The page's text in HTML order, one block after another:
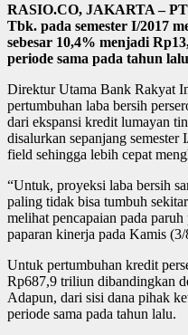
RASIO.CO, JAKARTA –
Tbk. pada semester I/2017
sebesar 10,4% menjadi
periode sama pada tahun
Direktur Utama Bank Rakyat
pertumbuhan laba bersih
dari ekspansi kredit lumayan
disalurkan sepanjang
field sehingga lebih cepat
“Untuk, proyeksi laba bersih
paling tidak bisa tumbuh
melihat pencapaian pada
paparan kinerja pada Kamis (3/
Untuk pertumbuhan kredit
Rp687,9 triliun dibandingkan
Adapun, dari sisi dana pihak
periode sama pada tahun lalu.